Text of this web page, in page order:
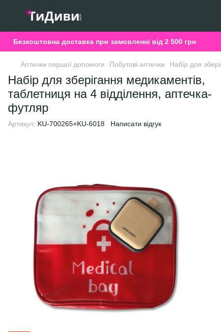
Безкоштовна доставка при замовленні від 2 500 грн
Аптечки першої допомоги Побутові аптечки Набір для
Набір для зберігання медикаментів,
таблетниця на 4 відділення, аптечка-
футляр
Артикул: KU-700265+KU-6018 Написати відгук